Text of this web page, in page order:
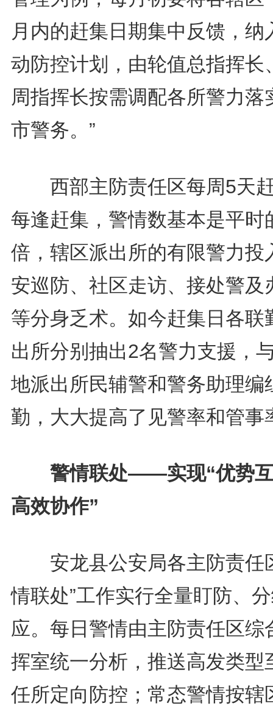
月内的赶集日期集中反馈，纳
动防控计划，由轮值总指挥长
周指挥长按需调配各所警力落
市警务。”
西部主防责任区每周5天
每逢赶集，警情数基本是平时
倍，辖区派出所的有限警力投
安巡防、社区走访、接处警及
等分身乏术。如今赶集日各联
出所分别抽出2名警力支援，
地派出所民辅警和警务助理编
勤，大大提高了见警率和管事
警情联处——实现“优势互
高效协作”
安龙县公安局各主防责任
情联处”工作实行全量盯防、
应。每日警情由主防责任区综
挥室统一分析，推送高发类型
任所定向防控；常态警情按辖